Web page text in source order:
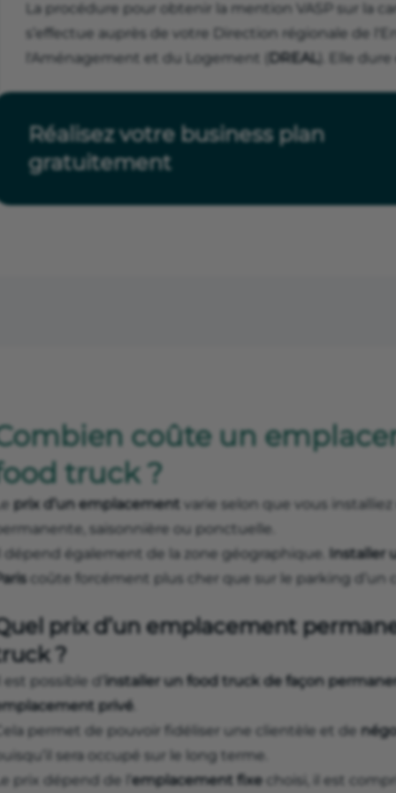
La procédure pour obtenir la mention VASP sur la
s’effectue auprès de votre Direction régionale de
l'Aménagement et du Logement (
DREAL). Elle dure
Réalisez votre business plan
gratuitement
coûte un
truck ?
prix d’un emplacement varie selon que vous
saisonnière ou ponctuelle.
dépend également de la zone géographique. Installer
coûte forcément plus cher que sur le parking d’un
prix d’un emplacement
?
est possible d’ installer un food truck de façon
privé
permet de pouvoir fidéliser une clientèle et de
sera occupé sur le long terme.
prix dépend de l’ emplacement fixe choisi, il est